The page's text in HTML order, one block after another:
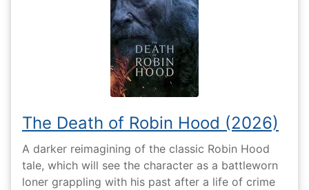
The Death of Robin Hood (2026)
A darker reimagining of the classic Robin Hood
tale, which will see the character as a battleworn
loner grappling with his past after a life of crime